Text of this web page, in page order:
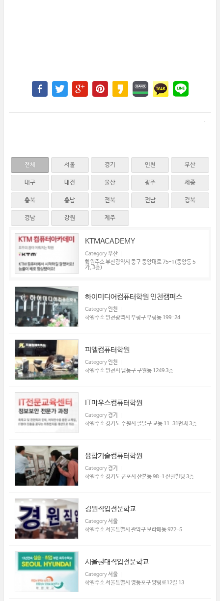
전체 서울 경기 인천 부산
대구 대전 울산 광주 세종
충북 충남 전북 전남 경북
경남 강원 제주
KTMACADEMY
Category부산
학원주소부산광역시 중구 중앙대로 75-1(중앙동 5
가, 3층)
하이미디어컴퓨터학원 인천캠퍼스
Category인천
학원주소인천광역시 부평구 부평동 199-24
피엘컴퓨터학원
Category인천
학원주소인천시 남동구 구월동 1249 3층
IT마우스컴퓨터학원
Category경기
학원주소경기도 수원시 팔달구 교동 11-31번지 3층
융합기술컴퓨터학원
Category경기
학원주소경기도 군포시 산본동 98-1 선한빌딩 3층
경원직업전문학교
Category서울
학원주소서울특별시 관악구 보라매동 972-5​
서울현대직업전문학교
Category서울
학원주소서울특별시 영등포구 양평로12길 13​